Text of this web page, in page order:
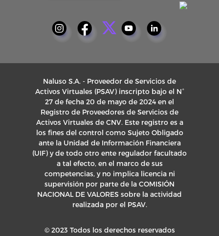
Naluso S.A. - Proveedor de Servicios de
Activos Virtuales (PSAV) inscripto bajo el N°
27 de fecha 20 de mayo de 2024 en el
Registro de Proveedores de Servicios de
Activos Virtuales de CNV. Este registro es a
los fines del control como Sujeto Obligado
ante la Unidad de Información Financiera
(UIF) y de todo otro ente regulador facultado
a tal efecto, en el marco de sus
competencias, y no implica licencia ni
supervisión por parte de la COMISIÓN
NACIONAL DE VALORES sobre la actividad
realizada por el PSAV.
© 2023 Todos los derechos reservados